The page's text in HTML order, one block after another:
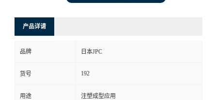
产品详请
品牌 日本JPC
货号 192
用途 注塑成型应用